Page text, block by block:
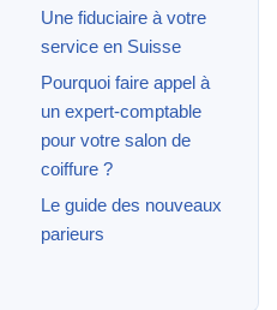
Une fiduciaire à votre
service en Suisse
Pourquoi faire appel à
un expert-comptable
pour votre salon de
coiffure ?
Le guide des nouveaux
parieurs